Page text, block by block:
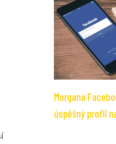
Morgana
úspěšný profil